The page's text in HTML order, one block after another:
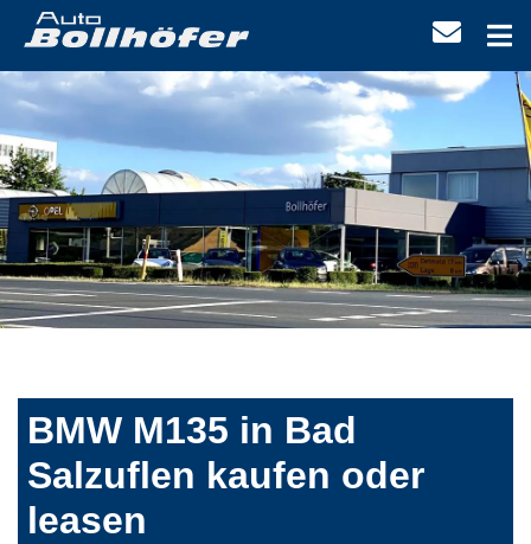
BMW M135 in Bad
Salzuflen kaufen oder
leasen